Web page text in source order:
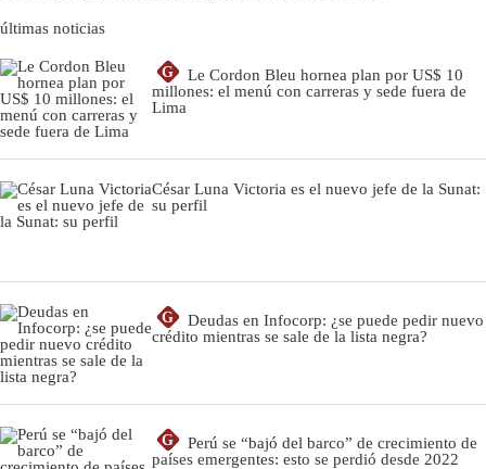
últimas noticias
G
Le Cordon Bleu hornea plan por US$ 10
millones: el menú con carreras y sede fuera de
Lima
César Luna Victoria es el nuevo jefe de la Sunat:
su perfil
G
Deudas en Infocorp: ¿se puede pedir nuevo
crédito mientras se sale de la lista negra?
G
Perú se “bajó del barco” de crecimiento de
países emergentes: esto se perdió desde 2022